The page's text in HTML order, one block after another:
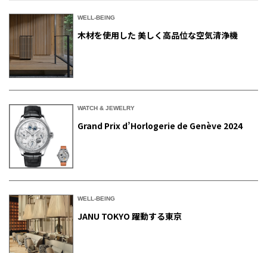
WELL-BEING
木材を使用した 美しく高品位な空気清浄機
WATCH & JEWELRY
Grand Prix d’Horlogerie de Genève 2024
WELL-BEING
JANU TOKYO 躍動する東京